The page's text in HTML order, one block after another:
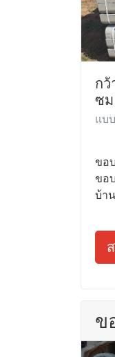
กว้
ซม
แบ
ขอ
ขอ
บ้าน
ข